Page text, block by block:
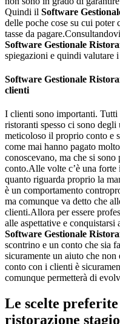
Quindi il Software
delle poche cose su cui poter
tasse da
Software Gestionale
spiegazioni e quindi valutare
Software Gestionale
clienti
I clienti sono importanti.
ristoranti spesso ci sono
meticoloso il proprio conto e
come mai hanno pagato
conoscevano, ma che si
conto.Alle volte c’è una
quanto riguarda proprio la
è un comportamento
ma comunque va detto che
clienti.Allora per essere
alle aspettative e
Software Gestionale
scontrino e un conto che sia
sicuramente un aiuto che non
conto con i clienti è
comunque permetterà di
Le scelte
ristorazione